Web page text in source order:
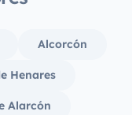
Alcorcón
Henares
Alarcón